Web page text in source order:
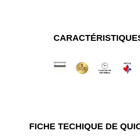
FICHE TECHIQUE DE